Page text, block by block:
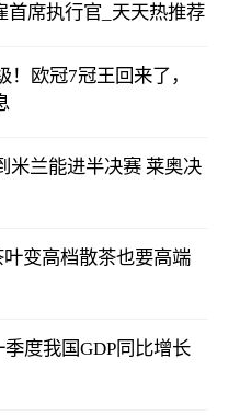
首席执行官_天天热推荐
欧冠7冠王回来了，
米兰能进半决赛 莱奥决
变高档散茶也要高端
度我国GDP同比增长